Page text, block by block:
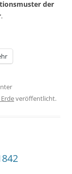
der
.
veröffentlicht.